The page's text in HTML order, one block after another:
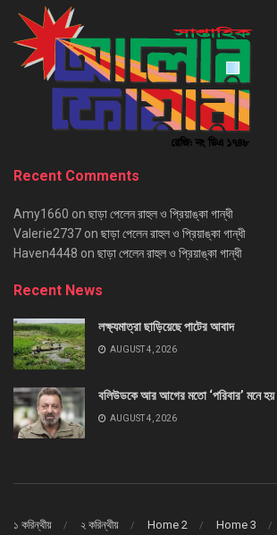
Recent Comments
Amy1660 on ছাড়া পেলেন রাহুল ও প্রিয়াঙ্কা গান্ধী
Valerie2737 on ছাড়া পেলেন রাহুল ও প্রিয়াঙ্কা গান্ধী
Haven4448 on ছাড়া পেলেন রাহুল ও প্রিয়াঙ্কা গান্ধী
Recent News
লক্ষ্যমাত্রা ছাড়িয়েছে পাটের আবাদ
AUGUST 4, 2026
বলিউডকে আর আগের মতো ‘পরিবার’ মনে হয়
AUGUST 4, 2026
১ করিন্থীয় ২ করিন্থীয় Home 2 Home 3